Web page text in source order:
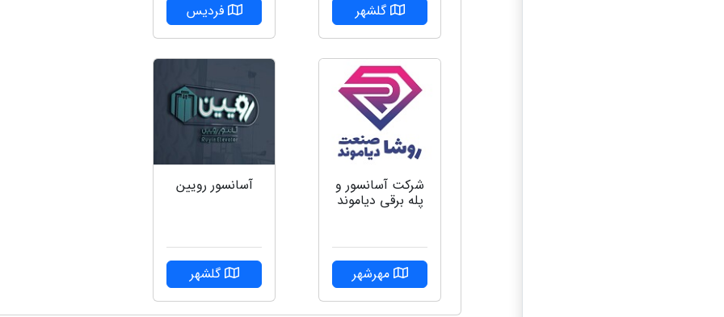
گلشهر فردیس
شرکت آسانسور و
پله برقی دیاموند
مهرشهر
آسانسور رویین
گلشهر